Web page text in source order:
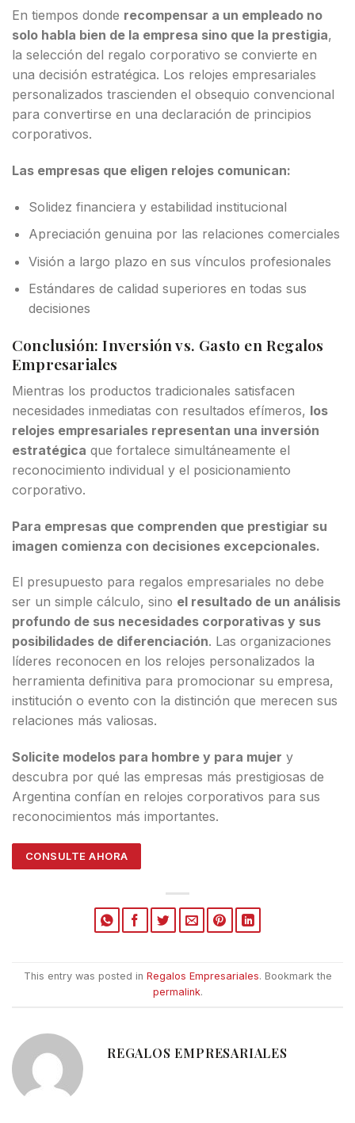
En tiempos donde recompensar a un empleado no
solo habla bien de la empresa sino que la prestigia,
la selección del regalo corporativo se convierte en
una decisión estratégica. Los relojes empresariales
personalizados trascienden el obsequio convencional
para convertirse en una declaración de principios
corporativos.
Las empresas que eligen relojes comunican:
Solidez financiera y estabilidad institucional
Apreciación genuina por las relaciones comerciales
Visión a largo plazo en sus vínculos profesionales
Estándares de calidad superiores en todas sus
decisiones
Conclusión: Inversión vs. Gasto en Regalos
Empresariales
Mientras los productos tradicionales satisfacen
necesidades inmediatas con resultados efímeros, los
relojes empresariales representan una inversión
estratégica que fortalece simultáneamente el
reconocimiento individual y el posicionamiento
corporativo.
Para empresas que comprenden que prestigiar su
imagen comienza con decisiones excepcionales.
El presupuesto para regalos empresariales no debe
ser un simple cálculo, sino el resultado de un análisis
profundo de sus necesidades corporativas y sus
posibilidades de diferenciación. Las organizaciones
líderes reconocen en los relojes personalizados la
herramienta definitiva para promocionar su empresa,
institución o evento con la distinción que merecen sus
relaciones más valiosas.
Solicite modelos para hombre y para mujer y
descubra por qué las empresas más prestigiosas de
Argentina confían en relojes corporativos para sus
reconocimientos más importantes.
CONSULTE AHORA
This entry was posted in Regalos Empresariales. Bookmark the
permalink.
REGALOS EMPRESARIALES